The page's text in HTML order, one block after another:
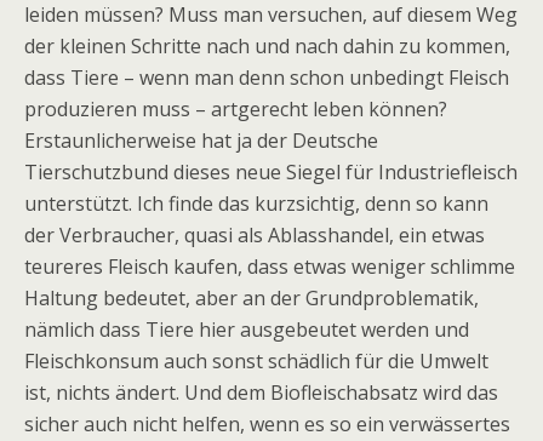
leiden müssen? Muss man versuchen, auf diesem Weg
der kleinen Schritte nach und nach dahin zu kommen,
dass Tiere – wenn man denn schon unbedingt Fleisch
produzieren muss – artgerecht leben können?
Erstaunlicherweise hat ja der Deutsche
Tierschutzbund dieses neue Siegel für Industriefleisch
unterstützt. Ich finde das kurzsichtig, denn so kann
der Verbraucher, quasi als Ablasshandel, ein etwas
teureres Fleisch kaufen, dass etwas weniger schlimme
Haltung bedeutet, aber an der Grundproblematik,
nämlich dass Tiere hier ausgebeutet werden und
Fleischkonsum auch sonst schädlich für die Umwelt
ist, nichts ändert. Und dem Biofleischabsatz wird das
sicher auch nicht helfen, wenn es so ein verwässertes